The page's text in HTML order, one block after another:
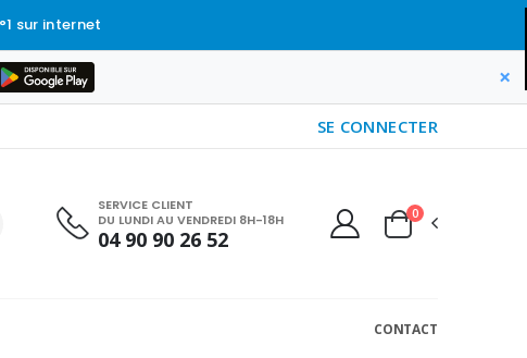
sur internet
×
SE CONNECTER
SERVICE CLIENT
DU LUNDI AU VENDREDI 8H-18H
04 90 90 26 52
0
CONTACT